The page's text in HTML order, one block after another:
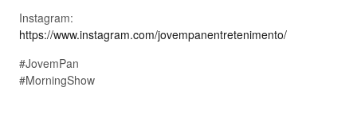
Instagram:
https://www.instagram.com/jovempanentretenimento/
#JovemPan
#MorningShow